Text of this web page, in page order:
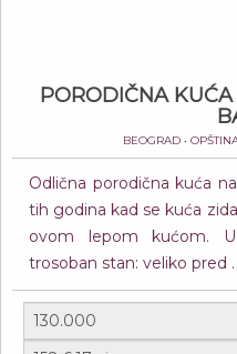
PORODIČNA
BEOGRAD •
Odlična porodična kuća
tih godina kad se kuća
ovom lepom kućom.
trosoban stan: veliko pred .